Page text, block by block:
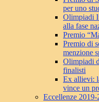
per uno
Olimpiadi
alla fase
Premio
Premio di
menzione
Olimpiadi
finalisti
Ex allievi:
vince un
Eccellenze 2019-